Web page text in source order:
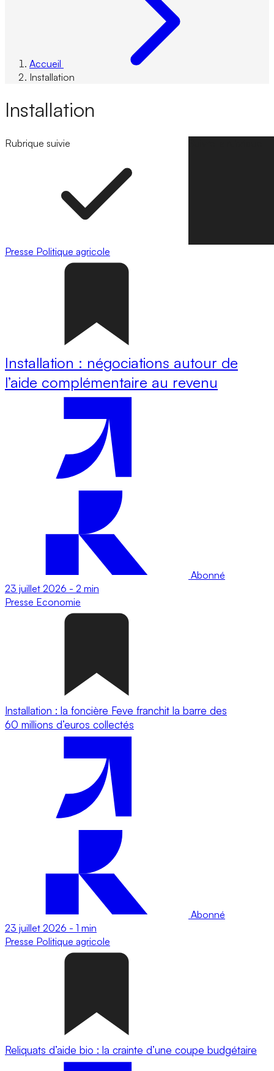
Accueil
Installation
Installation
Rubrique suivie
Presse Politique agricole
Installation : négociations autour de
l’aide complémentaire au revenu
Abonné
23 juillet 2026 - 2 min
Presse Economie
Installation : la foncière Feve franchit la barre des
60 millions d’euros collectés
Abonné
23 juillet 2026 - 1 min
Presse Politique agricole
Reliquats d’aide bio : la crainte d’une coupe budgétaire